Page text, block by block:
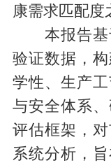
康需求匹配度
本报告基
验证数据，
学性、生产
与安全体系
评估框架，
系统分析，